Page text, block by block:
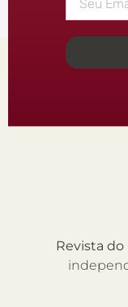
Revista do